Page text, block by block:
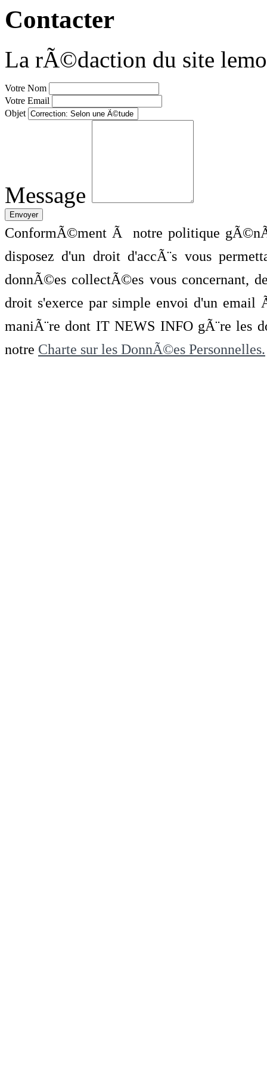
Contacter
La rÃ©daction du site
Votre Nom
Votre Email
Objet
Message
ConformÃ©ment Ã notre politique
disposez d'un droit d'accÃ¨s vous
donnÃ©es collectÃ©es vous concernant,
droit s'exerce par simple envoi d'un
maniÃ¨re dont IT NEWS INFO gÃ¨re les
notre Charte sur les DonnÃ©es Personnelles.